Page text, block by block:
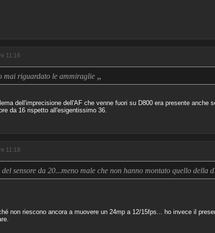
11:16
mai riguardato le ammiraglie „
dell'imprecisione dell'AF che venne fuori su D800 era presente anche
da 16 rispetto all'esigentissimo 36.
11:18
sensore da 20...meno male che non hanno montato quello della
non riescono ancora a muovere un 24mp a 12/15fps... ho invece il